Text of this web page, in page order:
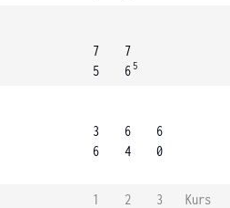
7
5
7
6 5
3
6
6
4
6
0
1 2 3
Kurs